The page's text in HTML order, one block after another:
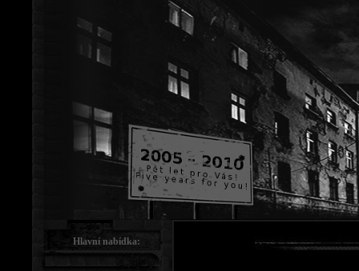
Hlavní nabídka: